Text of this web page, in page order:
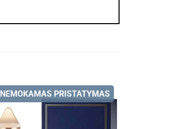
NEMOKAMAS PRISTATYMAS